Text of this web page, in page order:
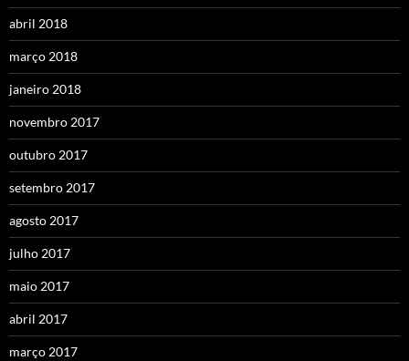
abril 2018
março 2018
janeiro 2018
novembro 2017
outubro 2017
setembro 2017
agosto 2017
julho 2017
maio 2017
abril 2017
março 2017